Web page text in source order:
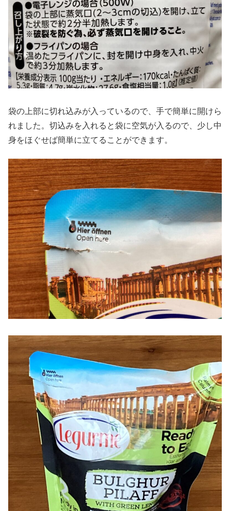
袋の上部に切れ込みが入っているので、手で簡単に開けら
れました。切込みを入れると袋に空気が入るので、少し中
身をほぐせば簡単に立てることができます。